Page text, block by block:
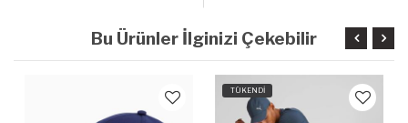
Bu Ürünler İlginizi Çekebilir
TÜKENDİ